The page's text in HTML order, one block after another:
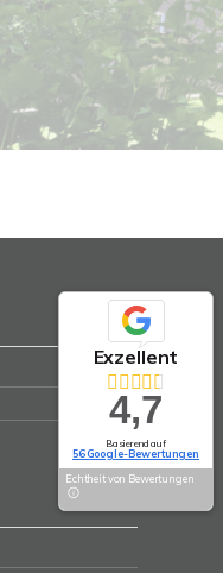
Exzellent
4,7
Basierend auf
56 Google-Bewertungen
Echtheit von Bewertungen